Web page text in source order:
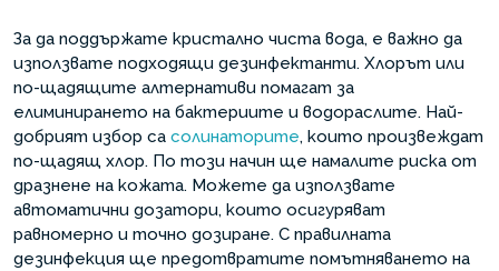
За да поддържате кристално чиста вода, е важно да
използвате подходящи дезинфектанти. Хлорът или
по-щадящите алтернативи помагат за
елиминирането на бактериите и водораслите. Най-
добрият избор са солинаторите, които произвеждат
по-щадящ хлор. По този начин ще намалите риска от
дразнене на кожата. Можете да използвате
автоматични дозатори, които осигуряват
равномерно и точно дозиране. С правилната
дезинфекция ще предотвратите помътняването на